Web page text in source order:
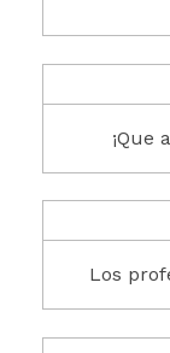
¡Que
Los